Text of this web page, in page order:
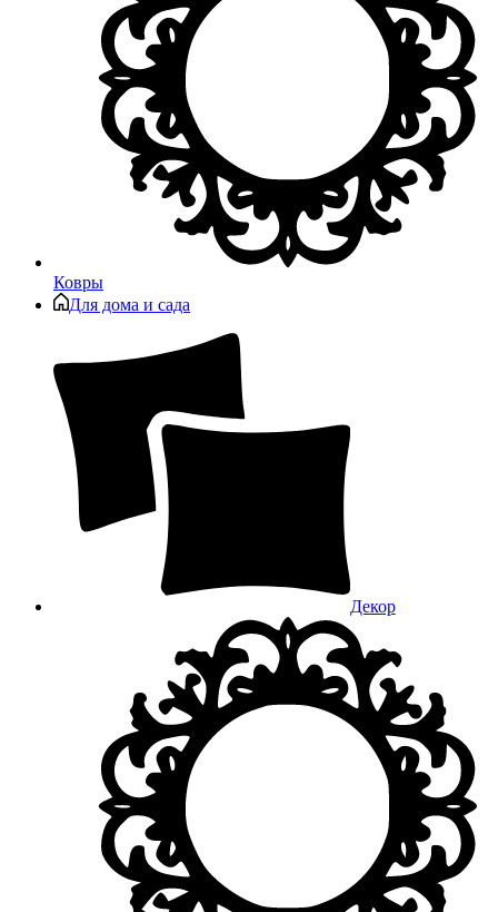
Ковры
Для дома и сада
Декор